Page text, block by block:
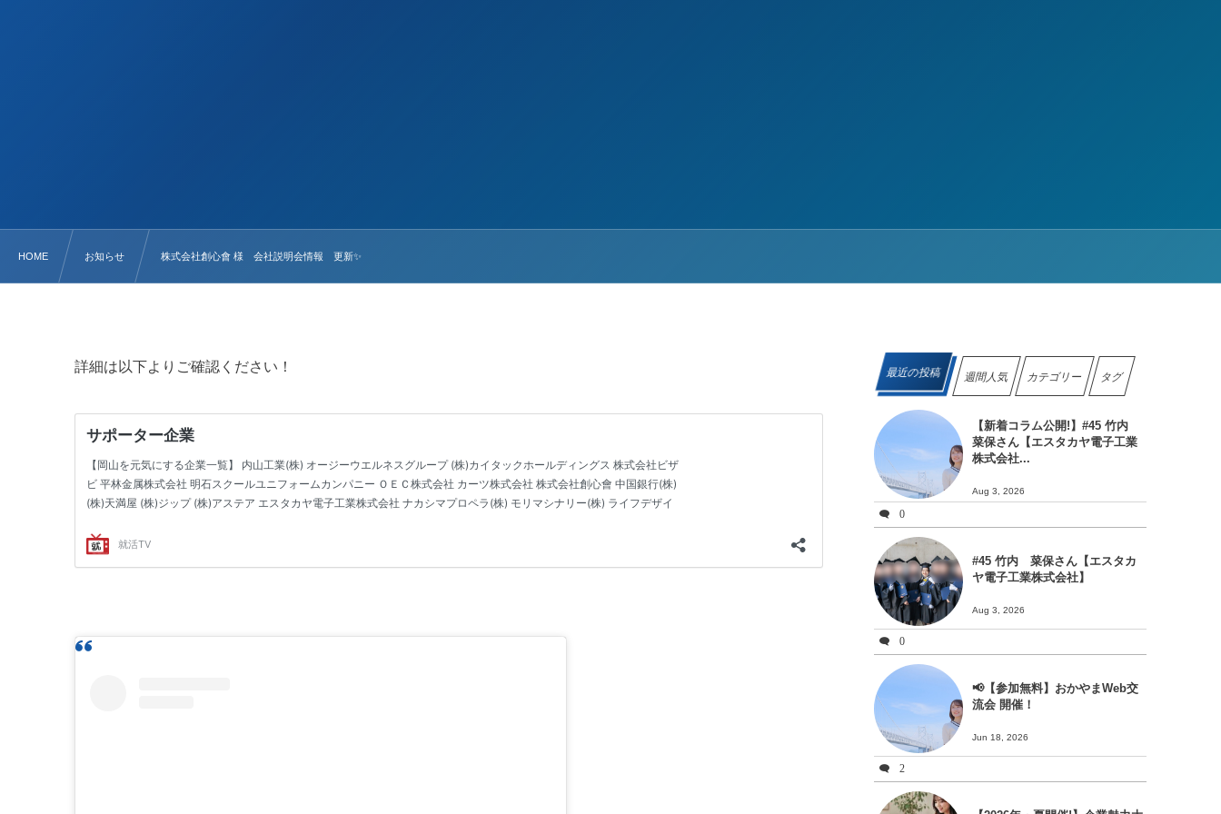
HOME お知らせ 株式会社創心會 様 会社説明会情報 更新✨
詳細は以下よりご確認ください！ 最近の投稿 週間人気 カテゴリー タグ
【新着コラム公開!】#45 竹内
菜保さん【エスタカヤ電子工業
株式会社...
Aug 3, 2026
0
#45 竹内 菜保さん【エスタカ
ヤ電子工業株式会社】
Aug 3, 2026
0
📢【参加無料】おかやまWeb交
流会 開催！
Jun 18, 2026
2